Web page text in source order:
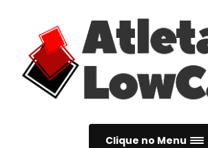
Clique no Menu